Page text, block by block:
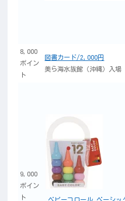
8,000
ポイン
ト
図書カード/2,000円
美ら海水族館（沖縄）入場
9,000
ポイン
ト
ベビーコロール ベーシッ